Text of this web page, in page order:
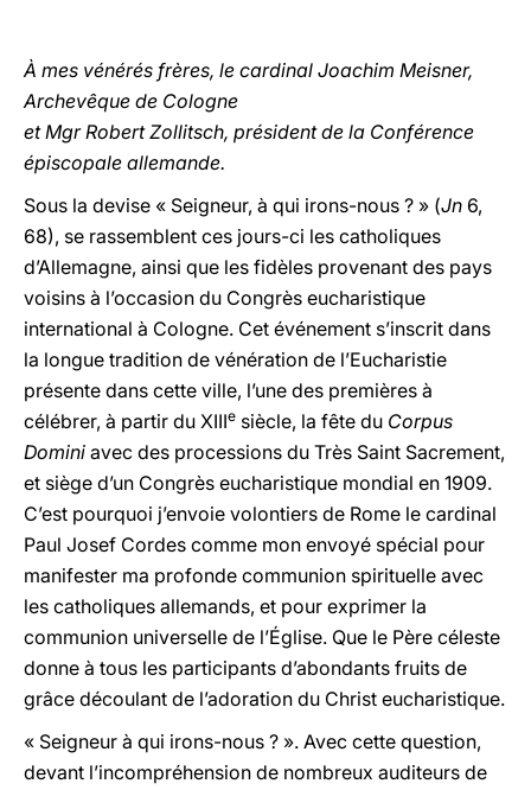
À mes vénérés frères, le cardinal Joachim Meisner,
Archevêque de Cologne
et Mgr Robert Zollitsch, président de la Conférence
épiscopale allemande.
Sous la devise « Seigneur, à qui irons-nous ? » (Jn 6,
68), se rassemblent ces jours-ci les catholiques
d’Allemagne, ainsi que les fidèles provenant des pays
voisins à l’occasion du Congrès eucharistique
international à Cologne. Cet événement s’inscrit dans
la longue tradition de vénération de l’Eucharistie
présente dans cette ville, l’une des premières à
célébrer, à partir du XIIIe siècle, la fête du Corpus
Domini avec des processions du Très Saint Sacrement,
et siège d’un Congrès eucharistique mondial en 1909.
C’est pourquoi j’envoie volontiers de Rome le cardinal
Paul Josef Cordes comme mon envoyé spécial pour
manifester ma profonde communion spirituelle avec
les catholiques allemands, et pour exprimer la
communion universelle de l’Église. Que le Père céleste
donne à tous les participants d’abondants fruits de
grâce découlant de l’adoration du Christ eucharistique.
« Seigneur à qui irons-nous ? ». Avec cette question,
devant l’incompréhension de nombreux auditeurs de